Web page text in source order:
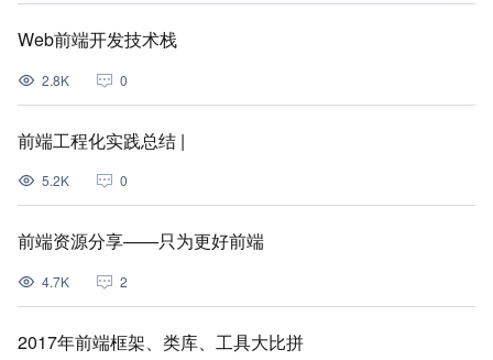
Web前端开发技术栈
2.8K 0
前端工程化实践总结 |
5.2K 0
前端资源分享——只为更好前端
4.7K 2
2017年前端框架、类库、工具大比拼